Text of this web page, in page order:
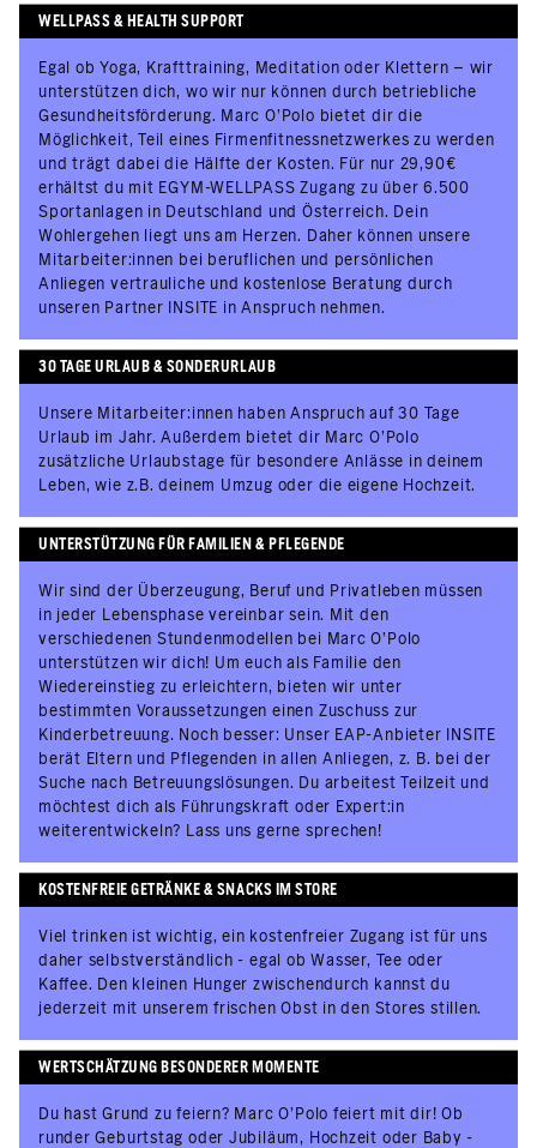
WELLPASS & HEALTH SUPPORT
Egal ob Yoga, Krafttraining, Meditation oder Klettern – wir
unterstützen dich, wo wir nur können durch betriebliche
Gesundheitsförderung. Marc O'Polo bietet dir die
Möglichkeit, Teil eines Firmenfitnessnetzwerkes zu werden
und trägt dabei die Hälfte der Kosten. Für nur 29,90€
erhältst du mit EGYM-WELLPASS Zugang zu über 6.500
Sportanlagen in Deutschland und Österreich. Dein
Wohlergehen liegt uns am Herzen. Daher können unsere
Mitarbeiter:innen bei beruflichen und persönlichen
Anliegen vertrauliche und kostenlose Beratung durch
unseren Partner INSITE in Anspruch nehmen.
30 TAGE URLAUB & SONDERURLAUB
Unsere Mitarbeiter:innen haben Anspruch auf 30 Tage
Urlaub im Jahr. Außerdem bietet dir Marc O’Polo
zusätzliche Urlaubstage für besondere Anlässe in deinem
Leben, wie z.B. deinem Umzug oder die eigene Hochzeit.
UNTERSTÜTZUNG FÜR FAMILIEN & PFLEGENDE
Wir sind der Überzeugung, Beruf und Privatleben müssen
in jeder Lebensphase vereinbar sein. Mit den
verschiedenen Stundenmodellen bei Marc O’Polo
unterstützen wir dich! Um euch als Familie den
Wiedereinstieg zu erleichtern, bieten wir unter
bestimmten Voraussetzungen einen Zuschuss zur
Kinderbetreuung. Noch besser: Unser EAP-Anbieter INSITE
berät Eltern und Pflegenden in allen Anliegen, z. B. bei der
Suche nach Betreuungslösungen. Du arbeitest Teilzeit und
möchtest dich als Führungskraft oder Expert:in
weiterentwickeln? Lass uns gerne sprechen!
KOSTENFREIE GETRÄNKE & SNACKS IM STORE
Viel trinken ist wichtig, ein kostenfreier Zugang ist für uns
daher selbstverständlich - egal ob Wasser, Tee oder
Kaffee. Den kleinen Hunger zwischendurch kannst du
jederzeit mit unserem frischen Obst in den Stores stillen.
WERTSCHÄTZUNG BESONDERER MOMENTE
Du hast Grund zu feiern? Marc O’Polo feiert mit dir! Ob
runder Geburtstag oder Jubiläum, Hochzeit oder Baby -